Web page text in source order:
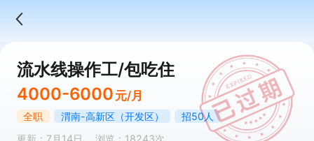
流水线操作工/包吃住
4000-6000 元/月
全职 渭南-高新区（开发区）
招50人